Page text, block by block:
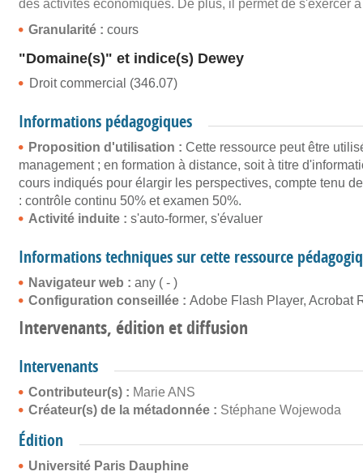
des activités économiques. De plus, il permet de s'exercer
Granularité : cours
"Domaine(s)" et indice(s) Dewey
Droit commercial (346.07)
Informations pédagogiques
Proposition d'utilisation : Cette ressource peut être
management ; en formation à distance, soit à titre
cours indiqués pour élargir les perspectives, compte tenu
: contrôle continu 50% et examen 50%.
Activité induite : s'auto-former, s'évaluer
Informations techniques sur cette ressource
Navigateur web : any ( - )
Configuration conseillée : Adobe Flash Player, Acrobat
Intervenants, édition et diffusion
Intervenants
Contributeur(s) : Marie ANS
Créateur(s) de la métadonnée : Stéphane Wojewoda
Édition
Université Paris Dauphine